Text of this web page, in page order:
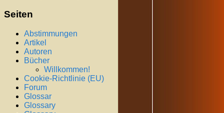
Seiten
Abstimmungen
Artikel
Autoren
Bücher
Willkommen!
Cookie-Richtlinie (EU)
Forum
Glossar
Glossary